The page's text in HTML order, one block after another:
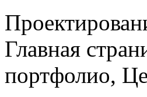
Главная
портфолио,